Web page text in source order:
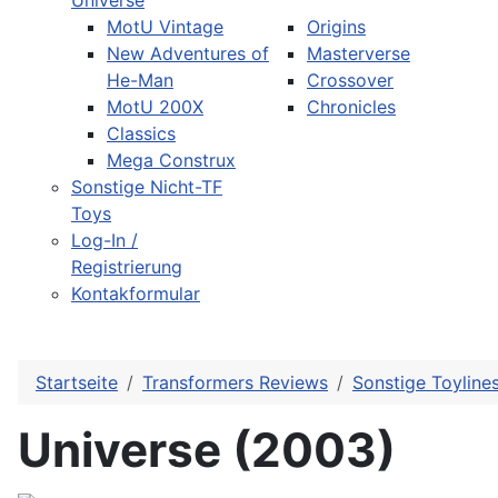
MotU Vintage
New Adventures of
He-Man
MotU 200X
Classics
Mega Construx
Origins
Masterverse
Crossover
Chronicles
Sonstige Nicht-TF
Toys
Log-In /
Registrierung
Kontakformular
Startseite Transformers Reviews Sonstige
Universe (2003)